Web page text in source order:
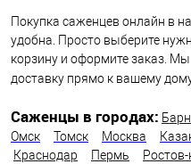
Покупка саженцев онлайн в
удобна. Просто выберите
корзину и оформите заказ.
доставку прямо к вашему
Саженцы в городах:
Омск
Томск Москва
Краснодар
Пермь